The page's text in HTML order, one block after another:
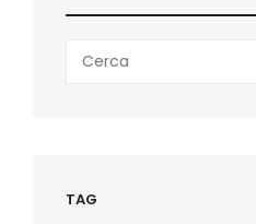
for:
TAG